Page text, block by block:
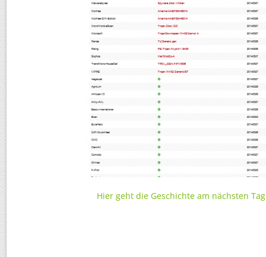
Hier geht die Geschichte am nächsten